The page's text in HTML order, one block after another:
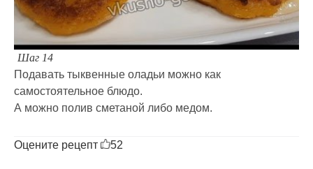
Шаг 14
Подавать тыквенные оладьи можно как
самостоятельное блюдо.
А можно полив сметаной либо медом.
Оцените рецепт 52